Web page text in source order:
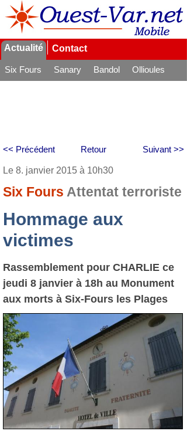
Actualité Contact
Six Fours Sanary Bandol
Ollioules
Retour
<< Précédent Suivant >>
Le 8. janvier 2015 à 10h30
Six Fours Attentat terroriste
Hommage aux
victimes
Rassemblement pour CHARLIE ce
jeudi 8 janvier à 18h au Monument
aux morts à Six-Fours les Plages